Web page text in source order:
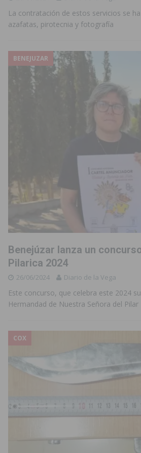
La contratación de estos servicios se
azafatas, pirotecnia y fotografía
BENEJUZAR
Benejúzar lanza un
Pilarica 2024
26/06/2024 Diario de la Vega
Este concurso, que celebra este 2024
Hermandad de Nuestra Señora del Pilar
COX